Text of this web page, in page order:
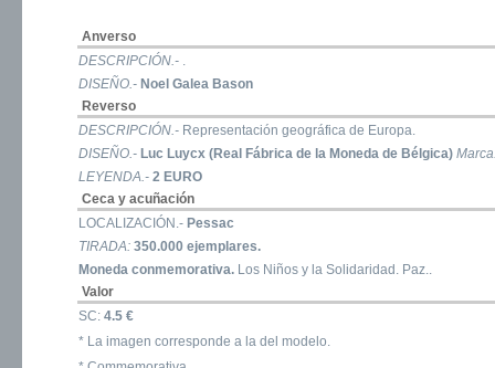
Anverso
DESCRIPCIÓN.- .
DISEÑO.- Noel Galea Bason
Reverso
DESCRIPCIÓN.- Representación geográfica de Europa.
DISEÑO.- Luc Luycx (Real Fábrica de la Moneda de Bélgica)
LEYENDA.- 2 EURO
Ceca y acuñación
LOCALIZACIÓN.- Pessac
TIRADA: 350.000 ejemplares.
Moneda conmemorativa. Los Niños y la Solidaridad. Paz..
Valor
SC: 4.5 €
* La imagen corresponde a la del modelo.